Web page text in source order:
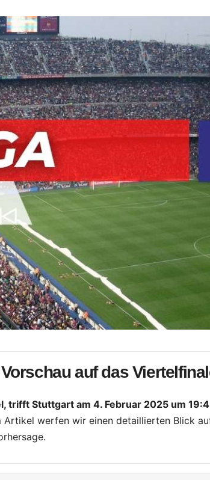
auf das
trifft Stuttgart am 4. Februar 2025 um
Artikel werfen wir einen detaillierten Blick